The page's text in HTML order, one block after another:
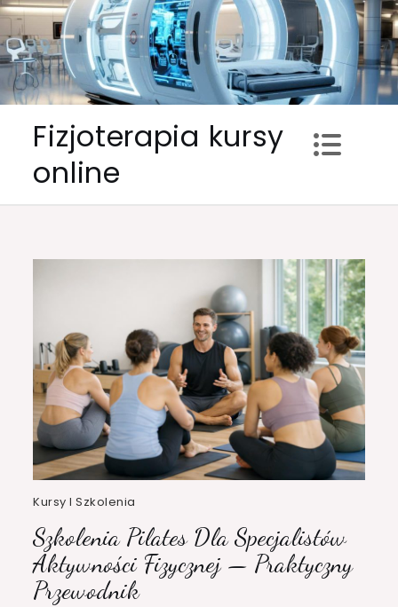
Skip
to
content
Fizjoterapia kursy
online
Kursy I Szkolenia
Szkolenia Pilates Dla Specjalistów
Aktywności Fizycznej — Praktyczny
Przewodnik